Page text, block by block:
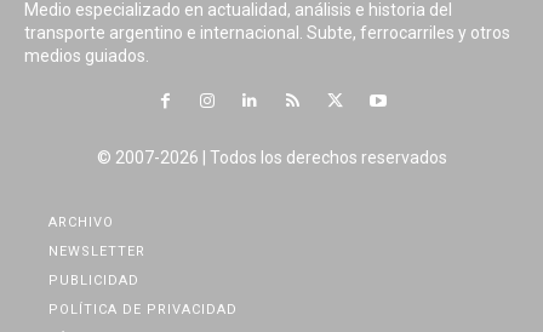
Medio especializado en actualidad, análisis e historia del
transporte argentino e internacional. Subte, ferrocarriles y otros
medios guiados.
© 2007-2026 | Todos los derechos reservados
ARCHIVO
NEWSLETTER
PUBLICIDAD
POLÍTICA DE PRIVACIDAD